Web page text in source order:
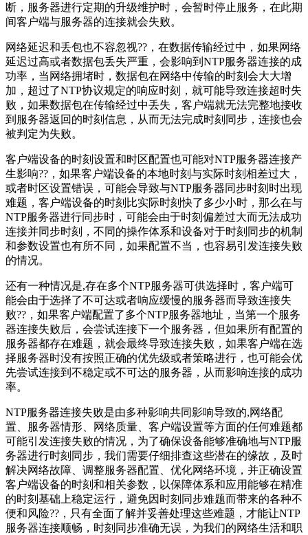
断，服务器进行定期的升级维护时，会暂时停止服务，在此期
间客户端与服务器的连接就会失败。
网络延迟和丢包也不容忽视??，在数据传输经过中，如果网络
延迟过高或者数据包丢失严重，会影响到NTP服务器连接的成
功率，当网络拥堵时，数据包在网络中传输的时刻会大大增
加，超过了NTP协议规定的响应时刻，就可能导致连接超时失
败，如果数据包在传输经过中丢失，客户端就无法完整地接收
到服务器返回的时刻信息，从而无法完成时刻同步，连接也会
被判定为失败。
客户端设备的时刻设置和时区配置也可能对NTP服务器连接产
生影响??，如果客户端设备的本地时刻与实际时刻相差过大，
或者时区设置错误，可能会导致与NTP服务器同步时刻时出现
难题，客户端设备的时刻比实际时刻快了多少小时，那么在与
NTP服务器进行同步时，可能会由于时刻偏差过大而无法成功
连接并同步时刻，不同的操作体系和设备对于时刻同步的机制
和参数设置也有所不同，如果配置不当，也容易引发连接失败
的情况。
还有一种情况是,存在多个NTP服务器可供选择时，客户端可
能会由于选择了不可达或者响应缓慢的服务器而导致连接失
败??，如果客户端配置了多个NTP服务器地址，当第一个服务
器连接失败后，会尝试连接下一个服务器，但如果所有配置的
服务器都存在难题，就会最终导致连接失败，如果客户端在选
择服务器时没有按照正确的优先级或者策略进行，也可能会优
先尝试连接到不稳定或不可达的服务器，从而影响连接的成功
率。
NTP服务器连接失败是由多种影响共同影响导致的,网络配
置、服务器情形、网络质量、客户端设置等方面的任何难题都
可能引发连接失败的情况，为了确保设备能够准确地与NTP服
务器进行时刻同步，我们需要仔细排查这些潜在的缘故，及时
解决网络故障、调整服务器配置、优化网络环境，并正确设置
客户端设备的时刻和相关参数，以保障体系和应用能够在精准
的时刻基础上稳定运行，避免因时刻同步难题而带来的各种不
便和风险??，只有全面了解并妥善处理这些难题，才能让NTP
服务器连接顺畅，时刻同步准确无误，为我们的网络生活和职